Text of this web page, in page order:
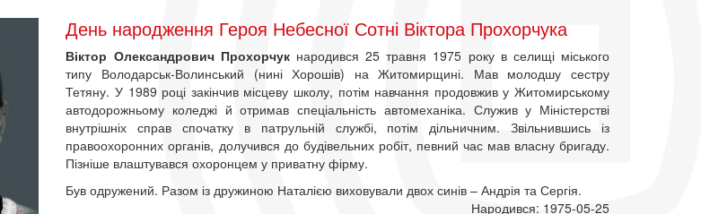
День народження Героя Небесної Сотні Віктора Прохорчука
Віктор Олександрович Прохорчук народився 25 травня 1975 року в селищі міського
типу Володарськ-Волинський (нині Хорошів) на Житомирщині. Мав молодшу сестру
Тетяну. У 1989 році закінчив місцеву школу, потім навчання продовжив у Житомирському
автодорожньому коледжі й отримав спеціальність автомеханіка. Служив у Міністерстві
внутрішніх справ спочатку в патрульній службі, потім дільничним. Звільнившись із
правоохоронних органів, долучився до будівельних робіт, певний час мав власну бригаду.
Пізніше влаштувався охоронцем у приватну фірму.
Був одружений. Разом із дружиною Наталією виховували двох синів – Андрія та Сергія.
Народився: 1975-05-25